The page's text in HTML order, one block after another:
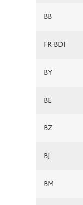
BB
FR-BDI
BY
BE
BZ
BJ
BM